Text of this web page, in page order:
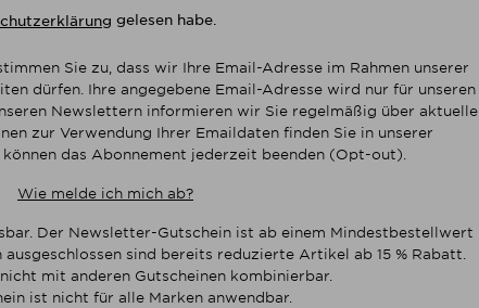
gelesen habe.
Sie zu, dass wir Ihre Email-Adresse im Rahmen unserer
dürfen. Ihre angegebene Email-Adresse wird nur für unseren
Newslettern informieren wir Sie regelmäßig über aktuelle
zur Verwendung Ihrer Emaildaten finden Sie in unserer
das Abonnement jederzeit beenden (Opt-out).
Wie melde ich mich ab?
Der Newsletter-Gutschein ist ab einem Mindestbestellwert
sind bereits reduzierte Artikel ab 15 % Rabatt.
mit anderen Gutscheinen kombinierbar.
ist nicht für alle Marken anwendbar.